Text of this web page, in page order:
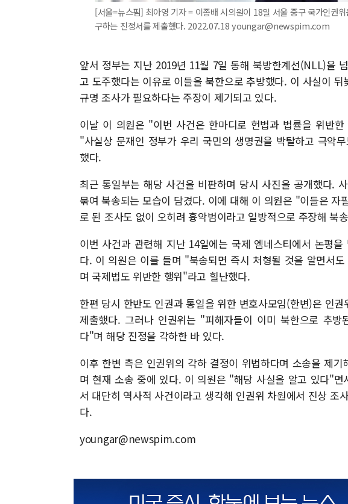
[서울=뉴스핌] 최아영 기자 = 이종배 시의원이 18일 서울 중구 국가인권
구하는 진정서를 제출했다. 2022.07.18 youngar@newspim.com
앞서 정부는 지난 2019년 11월 7일 동해 북방한계선(NLL)을
고 도주했다는 이유로 이들을 북한으로 추방했다. 이 사실이
규명 조사가 필요하다는 주장이 제기되고 있다.
이날 이 의원은 "이번 사건은 한마디로 헌법과 법률을 위반
"사실상 문재인 정부가 우리 국민의 생명권을 박탈하고 극악
했다.
최근 통일부는 해당 사건을 비판하며 당시 사진을 공개했다.
묶여 북송되는 모습이 담겼다. 이에 대해 이 의원은 "이들은 자
로 된 조사도 없이 오히려 흉악범이라고 일방적으로 주장해 북
이번 사건과 관련해 지난 14일에는 국제 엠네스티에서 논평
다. 이 의원은 이를 들며 "북송되면 즉시 처형될 것을 알면서
며 국제법도 위반한 행위"라고 힐난했다.
한편 당시 한반도 인권과 통일을 위한 변호사모임(한변)은 인
제출했다. 그러나 인권위는 "피해자들이 이미 북한으로 추
다"며 해당 진정을 각하한 바 있다.
이후 한변 측은 인권위의 각하 결정이 위법하다며 소송을 제
며 현재 소송 중에 있다. 이 의원은 "해당 사실을 알고 있다"
서 대단히 역사적 사건이라고 생각해 인권위 차원에서 진상 조
다.
youngar@newspim.com